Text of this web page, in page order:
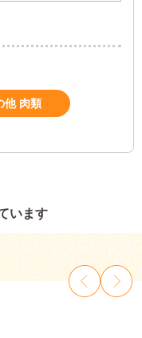
他 肉類
います